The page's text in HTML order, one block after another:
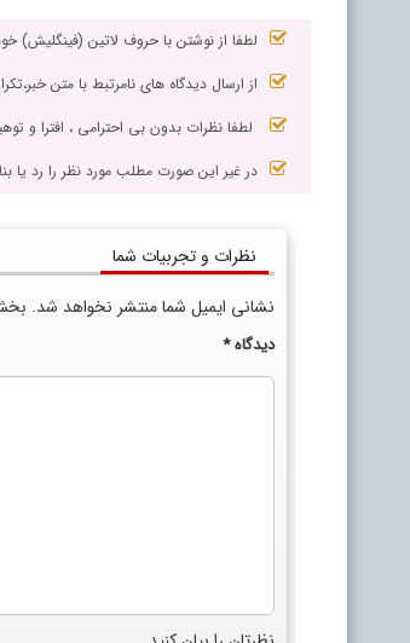
لطفا از نوشتن با حروف لاتین (فینگلیش)
از ارسال دیدگاه های نامرتبط با متن
لطفا نظرات بدون بی احترامی ، افترا و
در غیر این صورت مطلب مورد نظر را رد یا
نظرات و تجربیات شما
نشانی ایمیل شما منتشر نخواهد شد.
دیدگاه*